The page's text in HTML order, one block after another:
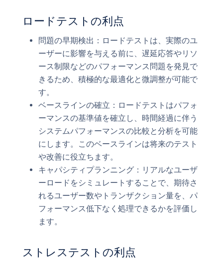
ロードテストの利点
問題の早期検出：ロードテストは、実際のユ
ーザーに影響を与える前に、遅延応答やリソ
ース制限などのパフォーマンス問題を発見で
きるため、積極的な最適化と微調整が可能で
す。
ベースラインの確立：ロードテストはパフォ
ーマンスの基準値を確立し、時間経過に伴う
システムパフォーマンスの比較と分析を可能
にします。このベースラインは将来のテスト
や改善に役立ちます。
キャパシティプランニング：リアルなユーザ
ーロードをシミュレートすることで、期待さ
れるユーザー数やトランザクション量を、パ
フォーマンス低下なく処理できるかを評価し
ます。
ストレステストの利点